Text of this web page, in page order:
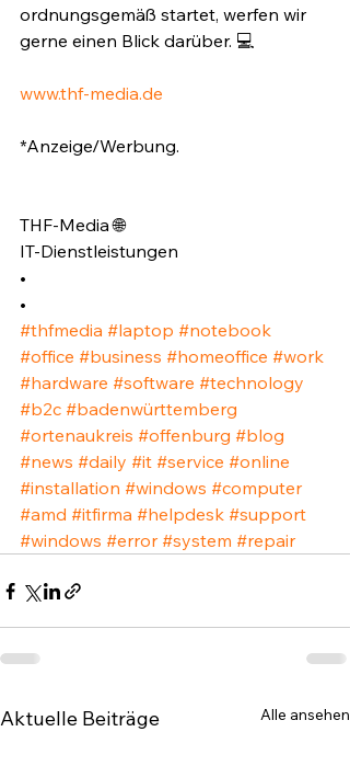
ordnungsgemäß startet, werfen wir
gerne einen Blick darüber. 💻⁣
www.thf-media.de
*Anzeige/Werbung.⁣
THF-Media 🌐⁣
IT-Dienstleistungen⁣
•⁣
•⁣
#thfmedia #laptop #notebook
#office #business #homeoffice #work
#hardware #software #technology
#b2c #badenwürttemberg
#ortenaukreis #offenburg #blog
#news #daily #it #service #online
#installation #windows #computer
#amd #itfirma #helpdesk #support
#windows #error #system #repair
Aktuelle Beiträge Alle ansehen